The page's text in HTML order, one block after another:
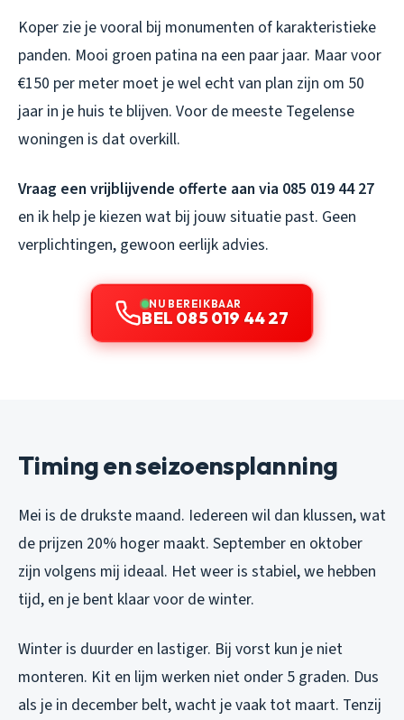
Koper zie je vooral bij monumenten of karakteristieke
panden. Mooi groen patina na een paar jaar. Maar voor
€150 per meter moet je wel echt van plan zijn om 50
jaar in je huis te blijven. Voor de meeste Tegelense
woningen is dat overkill.
Vraag een vrijblijvende offerte aan via 085 019 44 27
en ik help je kiezen wat bij jouw situatie past. Geen
verplichtingen, gewoon eerlijk advies.
NU BEREIKBAAR
BEL 085 019 44 27
Timing en seizoensplanning
Mei is de drukste maand. Iedereen wil dan klussen, wat
de prijzen 20% hoger maakt. September en oktober
zijn volgens mij ideaal. Het weer is stabiel, we hebben
tijd, en je bent klaar voor de winter.
Winter is duurder en lastiger. Bij vorst kun je niet
monteren. Kit en lijm werken niet onder 5 graden. Dus
als je in december belt, wacht je vaak tot maart. Tenzij